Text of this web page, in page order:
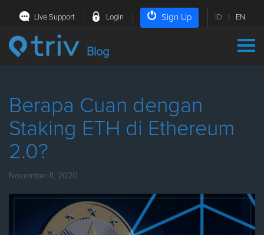
Live Support Login Sign Up ID EN
Blog
Berapa Cuan dengan
Staking ETH di Ethereum
2.0?
November 11, 2020